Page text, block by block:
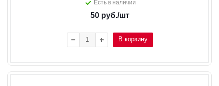
Есть в наличии
50руб./шт
В корзину